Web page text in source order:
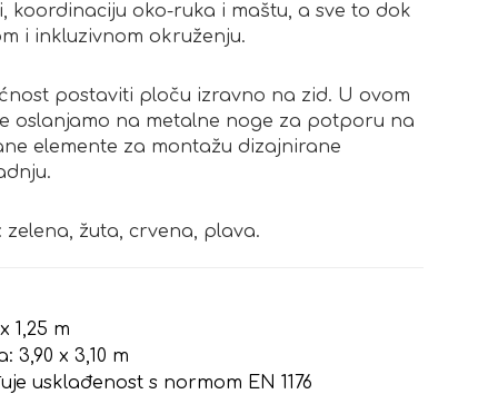
koordinaciju oko-ruka i maštu, a sve to dok
i inkluzivnom okruženju.
postaviti ploču izravno na zid. U ovom
oslanjamo na metalne noge za potporu na
elemente za montažu dizajnirane
žuta, crvena, plava.
1,25 m
3,90 x 3,10 m
usklađenost s normom EN 1176